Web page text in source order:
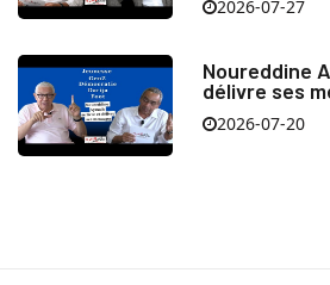
2026-07-27
Noureddine
délivre ses
2026-07-20